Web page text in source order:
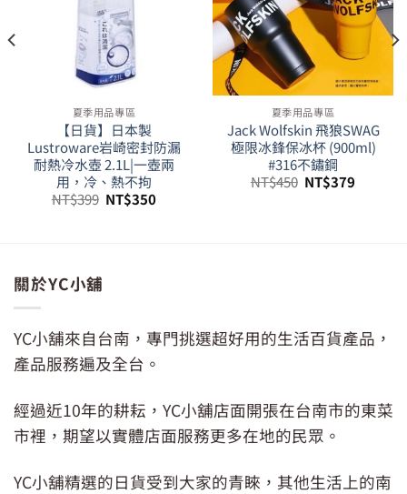
夏季用品專區
【日貨】日本製
Lustroware岩崎密封防漏
耐熱冷水壺 2.1L|一壺兩
用，冷、熱不拘
NT$399 原
始
NT$350目
夏季用品專區
Jack Wolfskin 飛狼SWAG
極限冰鋒保冰杯 (900ml)
#316不鏽鋼
NT$450 原
始
NT$379
關於YC小舖
YC小舖來自台南，專門挑選超好用的生活百貨產品，
產品服務遍及全台。
經過近10年的耕耘，YC小舖店面開張在台南市的東菜
市裡，期望以實體店面服務更多在地的民眾。
YC小舖精選的日貨受到大家的青睞，其他生活上的南